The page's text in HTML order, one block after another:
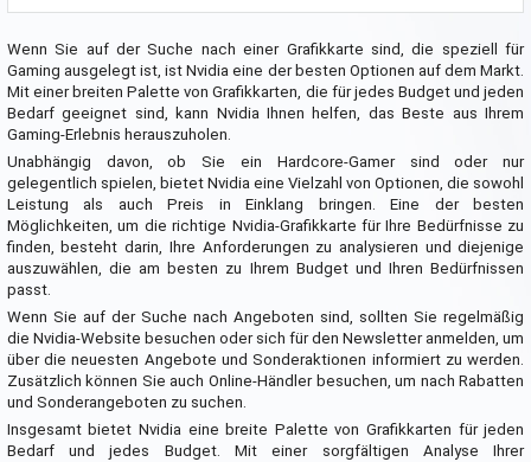
Wenn Sie auf der Suche nach einer Grafikkarte sind, die speziell für
Gaming ausgelegt ist, ist Nvidia eine der besten Optionen auf dem Markt.
Mit einer breiten Palette von Grafikkarten, die für jedes Budget und jeden
Bedarf geeignet sind, kann Nvidia Ihnen helfen, das Beste aus Ihrem
Gaming-Erlebnis herauszuholen.
Unabhängig davon, ob Sie ein Hardcore-Gamer sind oder nur
gelegentlich spielen, bietet Nvidia eine Vielzahl von Optionen, die sowohl
Leistung als auch Preis in Einklang bringen. Eine der besten
Möglichkeiten, um die richtige Nvidia-Grafikkarte für Ihre Bedürfnisse zu
finden, besteht darin, Ihre Anforderungen zu analysieren und diejenige
auszuwählen, die am besten zu Ihrem Budget und Ihren Bedürfnissen
passt.
Wenn Sie auf der Suche nach Angeboten sind, sollten Sie regelmäßig
die Nvidia-Website besuchen oder sich für den Newsletter anmelden, um
über die neuesten Angebote und Sonderaktionen informiert zu werden.
Zusätzlich können Sie auch Online-Händler besuchen, um nach Rabatten
und Sonderangeboten zu suchen.
Insgesamt bietet Nvidia eine breite Palette von Grafikkarten für jeden
Bedarf und jedes Budget. Mit einer sorgfältigen Analyse Ihrer